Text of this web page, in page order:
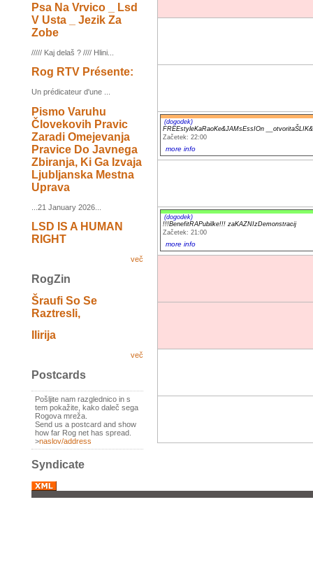
Psa Na Vrvico _ Lsd
V Usta _ Jezik Za
Zobe
///// Kaj delaš ? //// Hlini...
Rog RTV Présente:
Un prédicateur d'une ...
Pismo Varuhu
Človekovih Pravic
Zaradi Omejevanja
Pravice Do Javnega
Zbiranja, Ki Ga Izvaja
Ljubljanska Mestna
Uprava
...21 January 2026...
LSD IS A HUMAN
RIGHT
več
RogZin
Šraufi So Se
Raztresli,
Ilirija
več
Postcards
Pošljite nam razglednico in s
tem pokažite, kako daleč sega
Rogova mreža.
Send us a postcard and show
how far Rog net has spread.
>naslov/address
Syndicate
(dogodek)
FREEstyleKaRaoKe&JAMsEssIOn
Začetek: 22:00
more info
(dogodek)
!!!BenefitRAPubilke!!! zaKAZNIzDemonstracij
Začetek: 21:00
more info